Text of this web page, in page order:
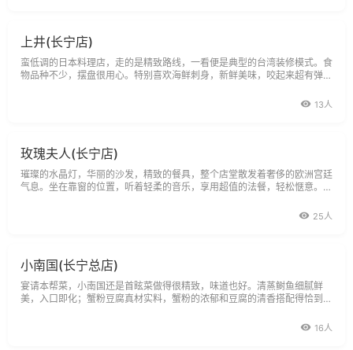
上井(长宁店)
蛮低调的日本料理店，走的是精致路线，一看便是典型的台湾装修模式。食
物品种不少，摆盘很用心。特别喜欢海鲜刺身，新鲜美味，咬起来超有弹
13人
玫瑰夫人(长宁店)
璀璨的水晶灯，华丽的沙发，精致的餐具，整个店堂散发着奢侈的欧洲宫廷
气息。坐在靠窗的位置，听着轻柔的音乐，享用超值的法餐，轻松惬意。服
25人
小南国(长宁总店)
宴请本帮菜，小南国还是首眩菜做得很精致，味道也好。清蒸鲥鱼细腻鲜
美，入口即化；蟹粉豆腐真材实料，蟹粉的浓郁和豆腐的清香搭配得恰到好
16人